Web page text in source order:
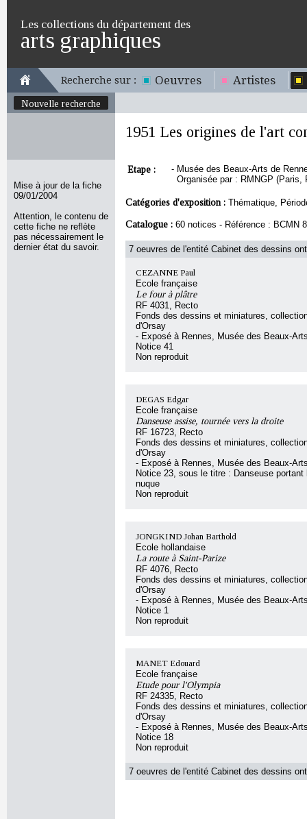
Les collections du département des
arts graphiques
Recherche sur : Oeuvres Artistes
Nouvelle recherche
Mise à jour de la fiche
09/01/2004
Attention, le contenu de
cette fiche ne reflète
pas nécessairement le
dernier état du savoir.
1951 Les origines de l'art
Etape : - Musée des Beaux-Arts de
Organisée par : RMNGP (Paris,
Catégories d'exposition : Thématique,
Catalogue : 60 notices - Référence : BCMN
7 oeuvres de l'entité Cabinet des dessins
CEZANNE Paul
Ecole française
Le four à plâtre
RF 4031, Recto
Fonds des dessins et miniatures,
d'Orsay
- Exposé à Rennes, Musée des Beaux-
Notice 41
Non reproduit
DEGAS Edgar
Ecole française
Danseuse assise, tournée vers la droite
RF 16723, Recto
Fonds des dessins et miniatures,
d'Orsay
- Exposé à Rennes, Musée des Beaux-
Notice 23, sous le titre : Danseuse portant
nuque
Non reproduit
JONGKIND Johan Barthold
Ecole hollandaise
La route à Saint-Parize
RF 4076, Recto
Fonds des dessins et miniatures,
d'Orsay
- Exposé à Rennes, Musée des Beaux-
Notice 1
Non reproduit
MANET Edouard
Ecole française
Etude pour l'Olympia
RF 24335, Recto
Fonds des dessins et miniatures,
d'Orsay
- Exposé à Rennes, Musée des Beaux-
Notice 18
Non reproduit
7 oeuvres de l'entité Cabinet des dessins